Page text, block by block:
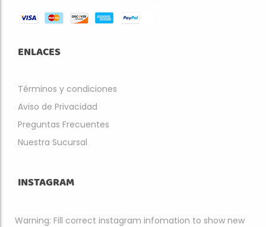
ENLACES
Términos y condiciones
Aviso de Privacidad
Preguntas Frecuentes
Nuestra Sucursal
INSTAGRAM
Warning: Fill correct instagram infomation to show new